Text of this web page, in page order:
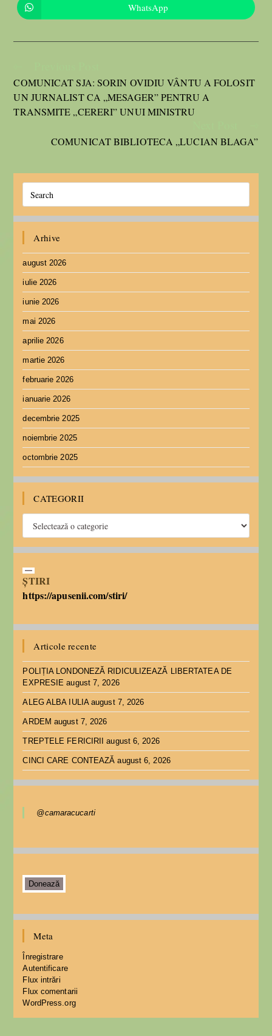
WhatsApp
COMUNICAT SJA: SORIN OVIDIU VÂNTU A FOLOSIT
UN JURNALIST CA „MESAGER” PENTRU A
TRANSMITE „CERERI” UNUI MINISTRU
COMUNICAT BIBLIOTECA „LUCIAN BLAGA”
Arhive
august 2026
iulie 2026
iunie 2026
mai 2026
aprilie 2026
martie 2026
februarie 2026
ianuarie 2026
decembrie 2025
noiembrie 2025
octombrie 2025
CATEGORII
ȘTIRI
https://apusenii.com/stiri/
Articole recente
POLIȚIA LONDONEZĂ RIDICULIZEAZĂ LIBERTATEA DE
EXPRESIE august 7, 2026
ALEG ALBA IULIA august 7, 2026
ARDEM august 7, 2026
TREPTELE FERICIRII august 6, 2026
CINCI CARE CONTEAZĂ august 6, 2026
@camaracucarti
Donează
Meta
Înregistrare
Autentificare
Flux intrări
Flux comentarii
WordPress.org